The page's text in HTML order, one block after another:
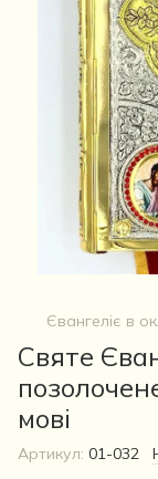
Євангеліє в
Святе
мові
Артикул: 01-032